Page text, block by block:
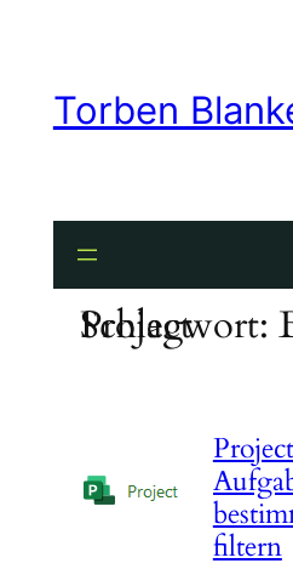
springenTorben
Schlagwort:
Best practice Project
filtern